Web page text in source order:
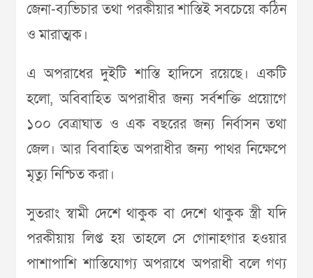
জেনা-ব্যভিচার তথা পরকীয়ার শাস্তিই সবচেয়ে কঠিন
ও মারাত্মক।
এ অপরাধের দুইটি শাস্তি হাদিসে রয়েছে। একটি
হলো, অবিবাহিত অপরাধীর জন্য সর্বশক্তি প্রয়োগে
১০০ বেত্রাঘাত ও এক বছরের জন্য নির্বাসন তথা
জেল। আর বিবাহিত অপরাধীর জন্য পাথর নিক্ষেপে
মৃত্যু নিশ্চিত করা।
সুতরাং স্বামী দেশে থাকুক বা দেশে থাকুক স্ত্রী যদি
পরকীয়ায় লিপ্ত হয় তাহলে সে গোনাহগার হওয়ার
পাশাপাশি শাস্তিযোগ্য অপরাধে অপরাধী বলে গণ্য